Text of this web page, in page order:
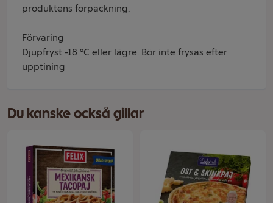
produktens förpackning.
Förvaring
Djupfryst -18 °C eller lägre. Bör inte frysas efter
upptining
Du kanske också gillar